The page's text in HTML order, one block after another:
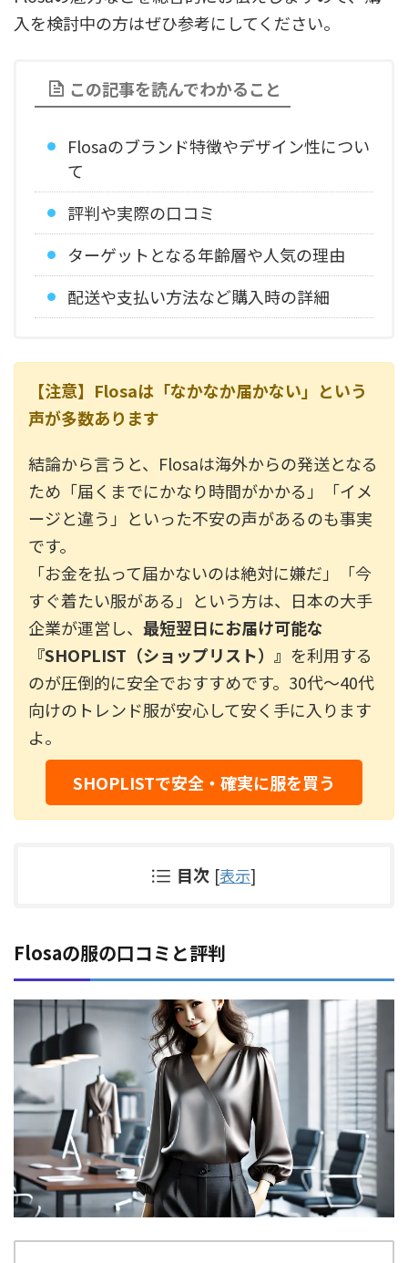
入を検討中の方はぜひ参考にしてください。
この記事を読んでわかること
Flosaのブランド特徴やデザイン性につい
て
評判や実際の口コミ
ターゲットとなる年齢層や人気の理由
配送や支払い方法など購入時の詳細
【注意】Flosaは「なかなか届かない」という
声が多数あります
結論から言うと、Flosaは海外からの発送となる
ため「届くまでにかなり時間がかかる」「イメ
ージと違う」といった不安の声があるのも事実
です。
「お金を払って届かないのは絶対に嫌だ」「今
すぐ着たい服がある」という方は、日本の大手
企業が運営し、 最短翌日にお届け可能な
『SHOPLIST（ショップリスト）』 を利用する
のが圧倒的に安全でおすすめです。30代〜40代
向けのトレンド服が安心して安く手に入ります
よ。
SHOPLISTで安全・確実に服を買う
目次 [表示]
Flosaの服の口コミと評判